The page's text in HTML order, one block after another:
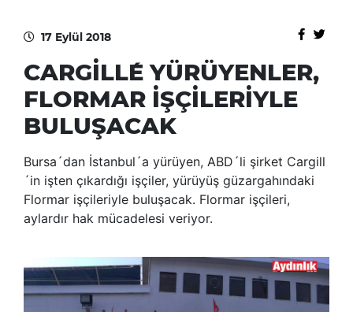
17 Eylül 2018
CARGİLL´E YÜRÜYENLER,
FLORMAR İŞÇİLERİYLE
BULUŞACAK
Bursa´dan İstanbul´a yürüyen, ABD´li şirket Cargill
´in işten çıkardığı işçiler, yürüyüş güzargahındaki
Flormar işçileriyle buluşacak. Flormar işçileri,
aylardır hak mücadelesi veriyor.